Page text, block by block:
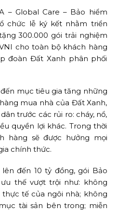
– Global Care – Bảo hiểm
chức lễ ký kết nhằm triển
300.000 gói trải nghiệm
cho toàn bộ khách hàng
đoàn Đất Xanh phân phối
mục tiêu gia tăng những
mua nhà của Đất Xanh,
trước các rủi ro: cháy, nổ,
quyền lợi khác. Trong thời
hàng sẽ được hưởng mọi
chính thức.
đến 10 tỷ đồng, gói Bảo
thế vượt trội như: không
tế của ngôi nhà; không
tài sản bên trong; miễn